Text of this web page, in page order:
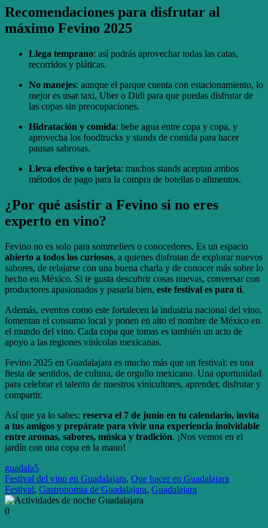
Recomendaciones para disfrutar al
máximo Fevino 2025
Llega temprano: así podrás aprovechar todas las catas,
recorridos y pláticas.
No manejes: aunque el parque cuenta con estacionamiento, lo
mejor es usar taxi, Uber o Didi para que puedas disfrutar de
las copas sin preocupaciones.
Hidratación y comida: bebe agua entre copa y copa, y
aprovecha los foodtrucks y stands de comida para hacer
pausas sabrosas.
Lleva efectivo o tarjeta: muchos stands aceptan ambos
métodos de pago para la compra de botellas o alimentos.
¿Por qué asistir a Fevino si no eres
experto en vino?
Fevino no es solo para sommeliers o conocedores. Es un espacio
abierto a todos los curiosos, a quienes disfrutan de explorar nuevos
sabores, de relajarse con una buena charla y de conocer más sobre lo
hecho en México. Si te gusta descubrir cosas nuevas, conversar con
productores apasionados y pasarla bien, este festival es para ti.
Además, eventos como este fortalecen la industria nacional del vino,
fomentan el consumo local y ponen en alto el nombre de México en
el mundo del vino. Cada copa que tomas es también un acto de
apoyo a las regiones vinícolas mexicanas.
Fevino 2025 en Guadalajara es mucho más que un festival: es una
fiesta de sentidos, de cultura, de orgullo mexicano. Una oportunidad
para celebrar el talento de nuestros vinicultores, aprender, disfrutar y
compartir.
Así que ya lo sabes: reserva el 7 de junio en tu calendario, invita
a tus amigos y prepárate para vivir una experiencia inolvidable
entre aromas, sabores, música y tradición. ¡Nos vemos en el
jardín con una copa en la mano!
guadala5
Festival del vino en Guadalajara, Que hacer en Guadalajara
Festival, Gastronomia de Guadalajara, Guadalajara
0